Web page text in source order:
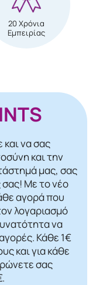
20 Χρόνια
Εμπειρίας
και να σας
και την
μας, σας
Mε το νέο
αγορά που
λογαριασμό
να
Κάθε 1€
και για κάθε
σας